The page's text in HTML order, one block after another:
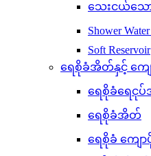
သေးငယ်သ
Shower Water
Soft Reservoir
ရေစိုခံအိတ်နှင့် ကျ
ရေစိုခံရေငု
ရေစိုခံအိတ်
ရေစိုခံ ကျေ